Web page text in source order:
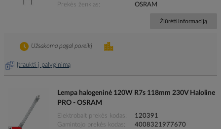
Prekės ženklas
OSRAM
Žiūrėti informaciją
Įtraukti į palyginimą
Užsakoma pagal poreikį
Lempa halogeninė 120W R7s 118mm 230V Haloline
PRO - OSRAM
Elektrobalt prekės kodas
120391
Gamintojo prekės kodas
4008321977670